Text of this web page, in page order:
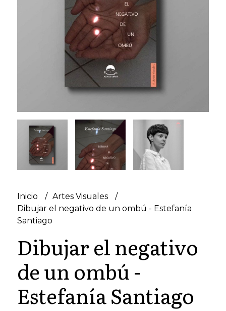
Inicio
Artes Visuales
Dibujar el negativo de un ombú - Estefanía
Santiago
Dibujar el negativo
de un ombú -
Estefanía Santiago